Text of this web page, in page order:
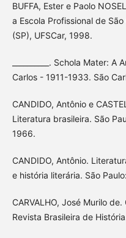
BUFFA, Ester e Paolo
a Escola Profissional de
(SP), UFSCar, 1998.
__________. Schola Mater:
Carlos - 1911-1933. São
CANDIDO, Antônio e
Literatura brasileira. São
1966.
CANDIDO, Antônio.
e história literária. São
CARVALHO, José Murilo
Revista Brasileira de